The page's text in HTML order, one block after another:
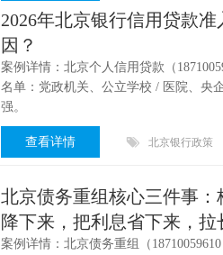
2026年北京银行信用贷款
因？
案例详情：北京个人信用贷款（
名单：党政机关、公立学校 / 医院、央
强。
查看详情 北京银行政策
北京债务重组核心三件事
降下来，把利息省下来，拉
案例详情：北京债务重组（